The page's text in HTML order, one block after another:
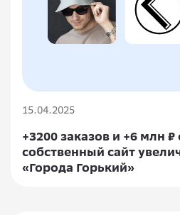
15.04.2025
+3200 заказов и +6 млн
собственный сайт
«Города Горький»